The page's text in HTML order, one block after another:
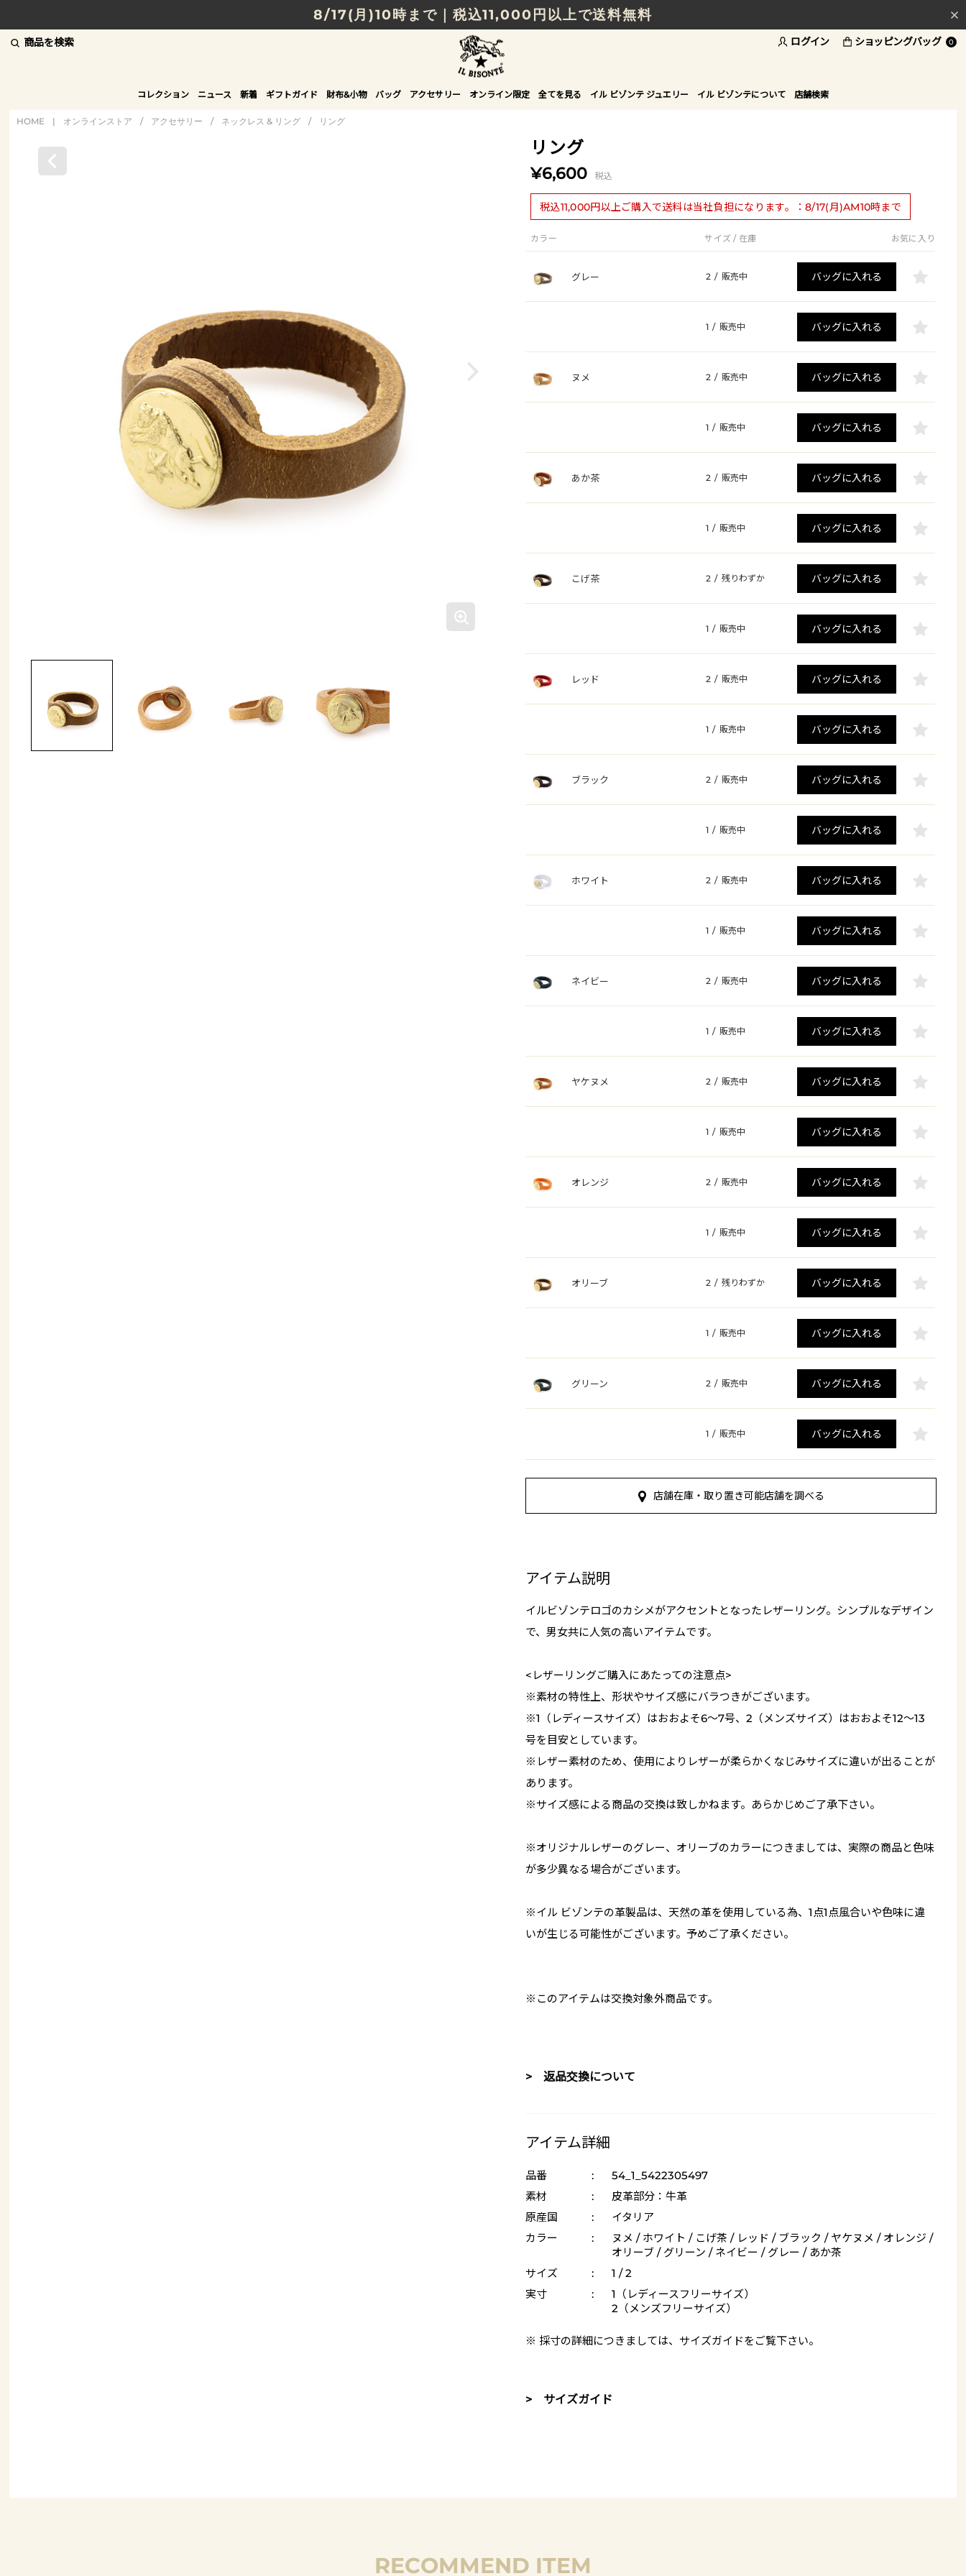
8/17(月)10時まで｜税込11,000円以上で送料無料
贈る相手やシーンから選べる、新しいギフトガイド
NEW IN｜COLOR LEATHER
商品を検索 ログイン ショッピングバッグ 0
コレクション ニュース 新着 ギフトガイド 財布&小物 バッグ アクセサリー オンライン限定 全てを見る イル ビゾンテ ジュエリー イル ビゾンテについて 店舗検索
HOME | オンラインストア / アクセサリー / ネックレス & リング / リング
リング
¥6,600 税込
税込11,000円以上ご購入で送料は当社負担になります。：8/17(月)AM10時まで
カラー サイズ / 在庫 お気に入り
グレー 2 / 販売中 バッグに入れる
1 / 販売中 バッグに入れる
ヌメ 2 / 販売中 バッグに入れる
1 / 販売中 バッグに入れる
あか茶 2 / 販売中 バッグに入れる
1 / 販売中 バッグに入れる
こげ茶 2 / 残りわずか バッグに入れる
1 / 販売中 バッグに入れる
レッド 2 / 販売中 バッグに入れる
1 / 販売中 バッグに入れる
ブラック 2 / 販売中 バッグに入れる
1 / 販売中 バッグに入れる
ホワイト 2 / 販売中 バッグに入れる
1 / 販売中 バッグに入れる
ネイビー 2 / 販売中 バッグに入れる
1 / 販売中 バッグに入れる
ヤケヌメ 2 / 販売中 バッグに入れる
1 / 販売中 バッグに入れる
オレンジ 2 / 販売中 バッグに入れる
1 / 販売中 バッグに入れる
オリーブ 2 / 残りわずか バッグに入れる
1 / 販売中 バッグに入れる
グリーン 2 / 販売中 バッグに入れる
1 / 販売中 バッグに入れる
店舗在庫・取り置き可能店舗を調べる
アイテム説明
イルビゾンテロゴのカシメがアクセントとなったレザーリング。シンプルなデザイン
で、男女共に人気の高いアイテムです。
<レザーリングご購入にあたっての注意点>
※素材の特性上、形状やサイズ感にバラつきがございます。
※1（レディースサイズ）はおおよそ6～7号、2（メンズサイズ）はおおよそ12～13
号を目安としています。
※レザー素材のため、使用によりレザーが柔らかくなじみサイズに違いが出ることが
あります。
※サイズ感による商品の交換は致しかねます。あらかじめご了承下さい。
※オリジナルレザーのグレー、オリーブのカラーにつきましては、実際の商品と色味
が多少異なる場合がございます。
※イル ビゾンテの革製品は、天然の革を使用している為、1点1点風合いや色味に違
いが生じる可能性がございます。予めご了承ください。
※このアイテムは交換対象外商品です。
> 返品交換について
アイテム詳細
品番 :
54_1_5422305497
素材
:
皮革部分：牛革
原産国
:
イタリア
カラー
:
ヌメ / ホワイト / こげ茶 / レッド / ブラック / ヤケヌメ / オレンジ /
オリーブ / グリーン / ネイビー / グレー / あか茶
サイズ
:
1 / 2
実寸
:
1（レディースフリーサイズ）
2（メンズフリーサイズ）
※ 採寸の詳細につきましては、 サイズガイドをご覧下さい。
> サイズガイド
RECOMMEND ITEM